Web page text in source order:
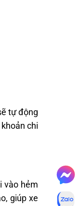
tự động
chi
vào hẻm
giúp xe